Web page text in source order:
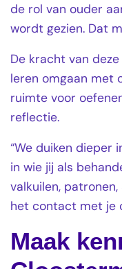
de rol van ouder
wordt gezien. Dat
De kracht van
leren omgaan met
ruimte voor
reflectie.
“We duiken dieper
in wie jij als
valkuilen, patronen,
het contact met je
Maak